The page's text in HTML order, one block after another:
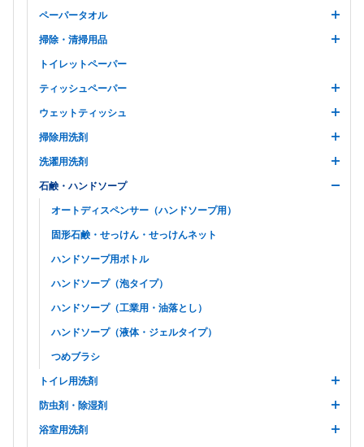
ペーパータオル
掃除・清掃用品
トイレットペーパー
ティッシュペーパー
ウェットティッシュ
掃除用洗剤
洗濯用洗剤
石鹸・ハンドソープ
オートディスペンサー（ハンドソープ用）
固形石鹸・せっけん・せっけんネット
ハンドソープ用ボトル
ハンドソープ（泡タイプ）
ハンドソープ（工業用・油落とし）
ハンドソープ（液体・ジェルタイプ）
つめブラシ
トイレ用洗剤
防虫剤・除湿剤
浴室用洗剤